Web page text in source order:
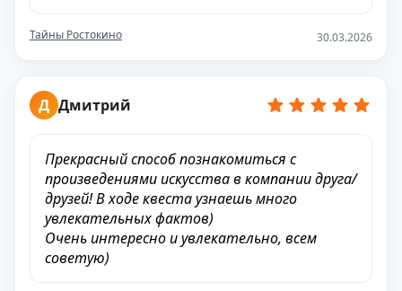
Тайны Ростокино 30.03.2026
Д Дмитрий
Прекрасный способ познакомиться с
произведениями искусства в компании друга/
друзей! В ходе квеста узнаешь много
увлекательных фактов)
Очень интересно и увлекательно, всем
советую)